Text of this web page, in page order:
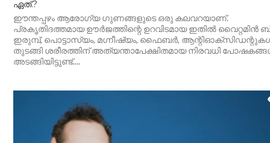
ഏത്.?
ഈന്തപ്പഴം ആരോഗ്യ ഗുണങ്ങളുടെ ഒരു കലവറയാണ്.
പ്രകൃതിദത്തമായ ഊർജത്തിന്റെ ഉറവിടമായ ഇതിൽ വൈറ്റമിൻ
ഇരുമ്പ്, പൊട്ടാസ്യം, മഗ്നീഷ്യം, ഫൈബർ,
തുടങ്ങി ശരീരത്തിന് അത്യന്താപേക്ഷിതമായ നിരവധി
അടങ്ങിയിട്ടുണ്ട്....